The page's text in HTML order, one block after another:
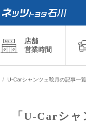
店舗
営業時間
U-Carシャンツェ鞍月の記事一覧
「U-Carシ